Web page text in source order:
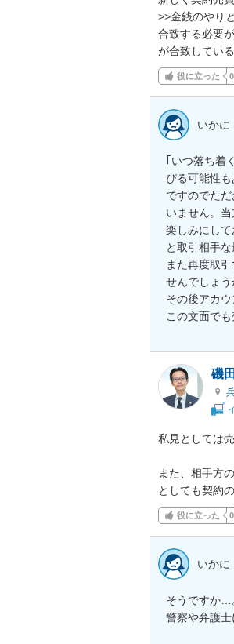
>>金銭のやり
合致する必要
が合致してい
役に立った 0
いかに
｢いつ落ち着
びる可能性も
ですのでた
いません。
楽しみにして
と取引相手
また再度取
せんでしょう
その後アカ
この文面で
磯
私見としては
また、相手方
としても契約
役に立った 0
いかに
そうですか…
警察や弁護